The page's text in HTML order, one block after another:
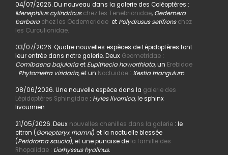
04/07/2026. Du nouveau dans la galerie des Coléoptères :
Menephilus cylindricus chez les Tenebrionidae,Oedemera
barbara chez les Oedemeridaeet Polydrusus setifrons chez
les Curculionidae.
03/07/2026. Quatre nouvelles espèces de Lépidoptères font
leur entrée dans notre galerie. Deux Geometridae:
Comibaena bajulariaet Eupithecia haworthiata,un Erebidae
: Phytometra viridaria, et un Noctuidae: Xestia triangulum.
08/06/2026. Une nouvelle espèce dans la galerie des
Lépidoptères Sphingidae: Hyles livornica,le sphinx
livournien.
21/05/2026. Deux nouvelles chenilles dans la galerie : le
citron (Gonepteryx rhamni) et la noctuelle blessée
(Peridroma saucia), et une punaise dela famille des
Rhopalidae : Liorhyssus hyalinus.